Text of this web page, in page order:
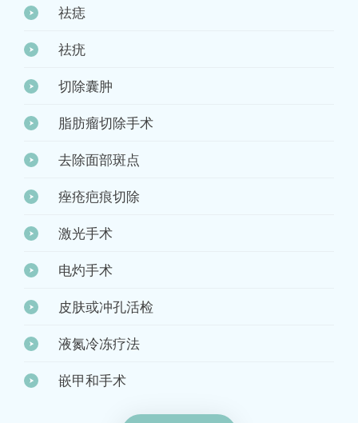
祛痣
祛疣
切除囊肿
脂肪瘤切除手术
去除面部斑点
痤疮疤痕切除
激光手术
电灼手术
皮肤或冲孔活检
液氮冷冻疗法
嵌甲和手术